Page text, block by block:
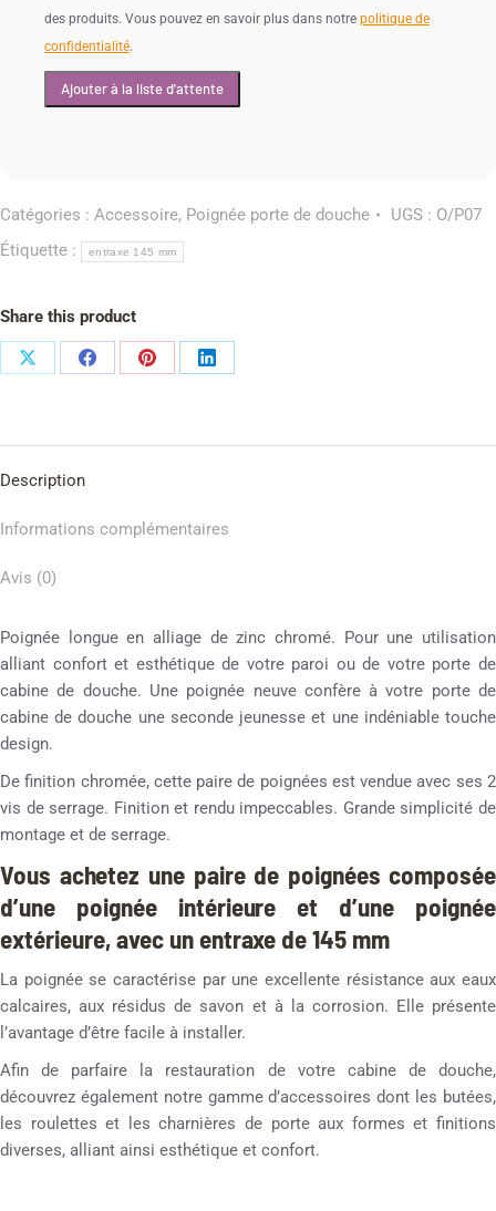
des produits. Vous pouvez en savoir plus dans notre politique de
confidentialité.
Catégories : Accessoire, Poignée porte de douche UGS : O/P07
Étiquette :
entraxe 145 mm
Share this product
Description
Informations complémentaires
Avis (0)
Poignée longue en alliage de zinc chromé. Pour une utilisation
alliant confort et esthétique de votre paroi ou de votre porte de
cabine de douche. Une poignée neuve confère à votre porte de
cabine de douche une seconde jeunesse et une indéniable touche
design.
De finition chromée, cette paire de poignées est vendue avec ses 2
vis de serrage. Finition et rendu impeccables. Grande simplicité de
montage et de serrage.
Vous achetez une paire de poignées composée
d’une poignée intérieure et d’une poignée
extérieure, avec un entraxe de 145 mm
La poignée se caractérise par une excellente résistance aux eaux
calcaires, aux résidus de savon et à la corrosion. Elle présente
l’avantage d’être facile à installer.
Afin de parfaire la restauration de votre cabine de douche,
découvrez également notre gamme d’accessoires dont les butées,
les roulettes et les charnières de porte aux formes et finitions
diverses, alliant ainsi esthétique et confort.